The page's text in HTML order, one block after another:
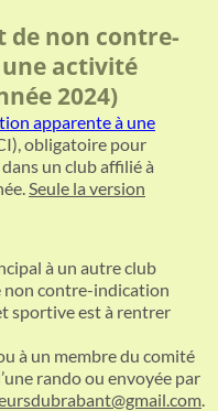
de non contre-
activité
2024)
apparente à une
obligatoire pour
un club affilié à
Seule la version
à un autre club
non contre-indication
sportive est à rentrer
à un membre du comité
rando ou envoyée par